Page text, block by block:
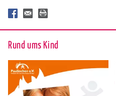
Rund ums Kind